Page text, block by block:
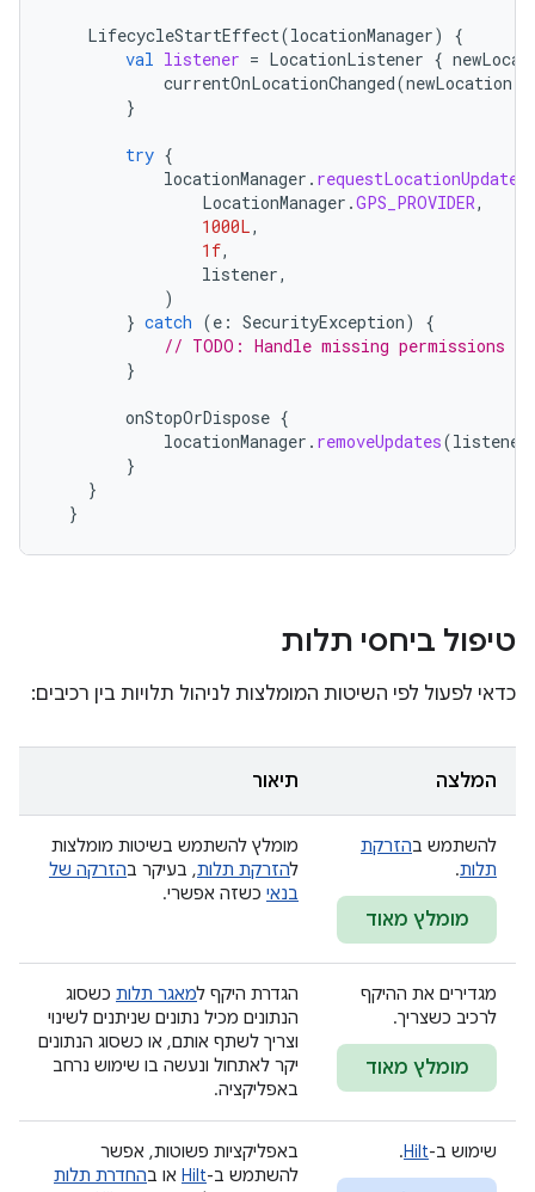
LifecycleStartEffect(locationManager)
{
val listener = LocationListener {
currentOnLocationChanged(newLocation
}
try {
locationManager . requestLocationUpdates
LocationManager .GPS_PROVIDER,
1000L,
1f,
listener,
)
} catch (e : SecurityException)
{
// TODO: Handle missing permissions
}
onStopOrDispose {
locationManager . removeUpdates(listener
}
}
}
טיפול ביחסי תלות
כדאי לפעול לפי השיטות המומלצות לניהול תלויות בין רכיבים:
המלצה תיאור
להשתמש בהזרקת
תלות.
מומלץ מאוד
מומלץ להשתמש בשיטות מומלצות
להזרקת תלות, בעיקר בהזרקה של
בנאי כשזה אפשרי.
מגדירים את ההיקף
לרכיב כשצריך.
מומלץ מאוד
הגדרת היקף למאגר תלות כשסוג
הנתונים מכיל נתונים שניתנים לשינוי
וצריך לשתף אותם, או כשסוג הנתונים
יקר לאתחול ונעשה בו שימוש נרחב
באפליקציה.
שימוש ב-Hilt
.
באפליקציות פשוטות, אפשר
להשתמש ב-Hilt או בהחדרת תלות